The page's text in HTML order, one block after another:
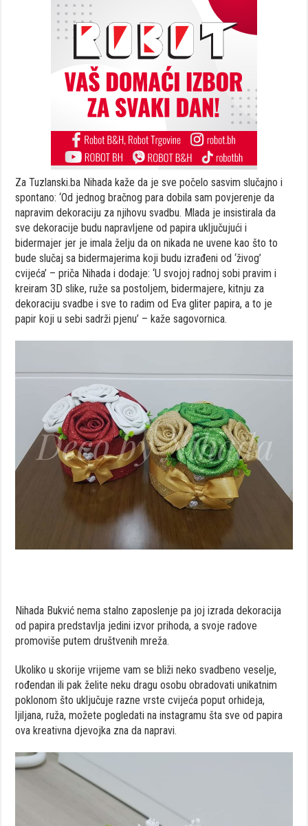
Za Tuzlanski.ba Nihada kaže da je sve počelo sasvim slučajno i
spontano: ‘Od jednog bračnog para dobila sam povjerenje da
napravim dekoraciju za njihovu svadbu. Mlada je insistirala da
sve dekoracije budu napravljene od papira uključujući i
bidermajer jer je imala želju da on nikada ne uvene kao što to
bude slučaj sa bidermajerima koji budu izrađeni od ‘živog’
cvijeća’ – priča Nihada i dodaje: ‘U svojoj radnoj sobi pravim i
kreiram 3D slike, ruže sa postoljem, bidermajere, kitnju za
dekoraciju svadbe i sve to radim od Eva gliter papira, a to je
papir koji u sebi sadrži pjenu’ – kaže sagovornica.
Nihada Bukvić nema stalno zaposlenje pa joj izrada dekoracija
od papira predstavlja jedini izvor prihoda, a svoje radove
promoviše putem društvenih mreža.
Ukoliko u skorije vrijeme vam se bliži neko svadbeno veselje,
rođendan ili pak želite neku dragu osobu obradovati unikatnim
poklonom što uključuje razne vrste cvijeća poput orhideja,
ljiljana, ruža, možete pogledati na instagramu šta sve od papira
ova kreativna djevojka zna da napravi.